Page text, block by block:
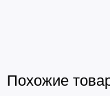
Похожие